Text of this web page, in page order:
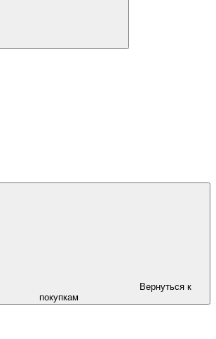
Вернуться к
покупкам